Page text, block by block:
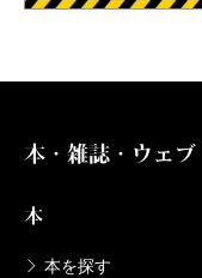
本・雑誌・ウェブ
本
本を探す